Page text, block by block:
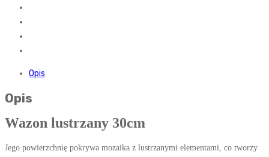
Opis
Opis
Wazon lustrzany 30cm
Jego powierzchnię pokrywa mozaika z lustrzanymi elementami, co tworzy